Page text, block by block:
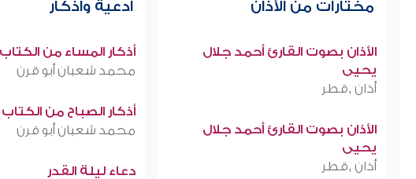
مختارات من الأذان
الأذان بصوت القارئ أحمد جلال
يحيى
أذان ,قطر
الأذان بصوت القارئ أحمد جلال
يحيى
أذان ,قطر
أدعية وأذكار
أذكار المساء من
محمد شعبان أبو قرن
أذكار الصباح من
محمد شعبان أبو قرن
دعاء ليلة القدر